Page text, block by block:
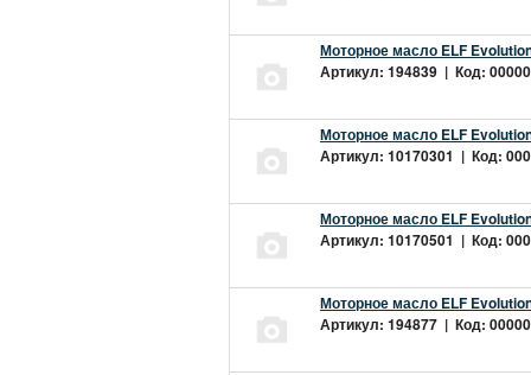
Моторное масло ELF
Артикул: 194839 | Код:
Моторное масло ELF
Артикул: 10170301 | Код:
Моторное масло ELF
Артикул: 10170501 | Код:
Моторное масло ELF
Артикул: 194877 | Код: